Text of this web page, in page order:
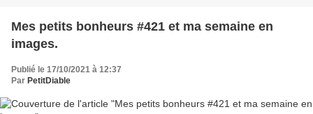
Mes petits bonheurs #421 et ma semaine en
images.
Publié le 17/10/2021 à 12:37
Par PetitDiable